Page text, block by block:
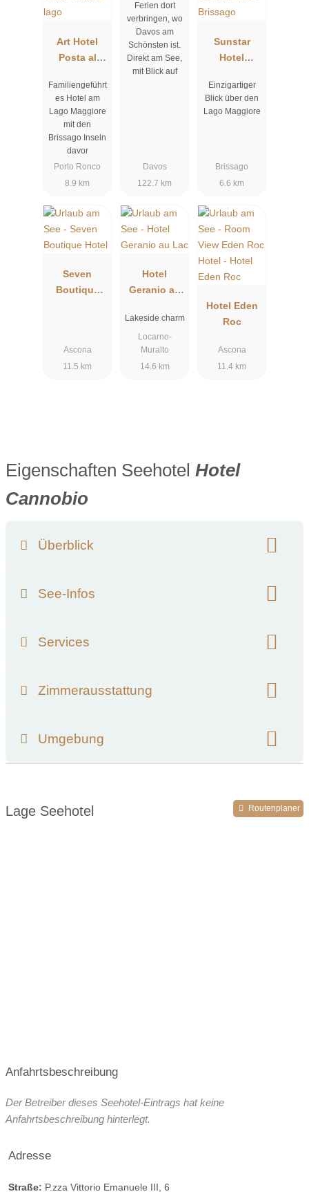
Art Hotel
Posta al
Familiengeführt
es Hotel am
Lago Maggiore
mit den
Brissago Inseln
davor
Porto Ronco
8.9 km
Ferien dort
verbringen, wo
Davos am
Schönsten ist.
Direkt am See,
mit Blick auf
Davos
122.7 km
Sunstar
Hotel
Einzigartiger
Blick über den
Lago Maggiore
Brissago
6.6 km
Seven
Boutique
Ascona
11.5 km
Hotel
Geranio au
Lakeside charm
Locarno-
Muralto
14.6 km
Hotel Eden
Roc
Ascona
11.4 km
Eigenschaften Seehotel Hotel
Cannobio
Überblick
See-Infos
Services
Zimmerausstattung
Umgebung
Lage Seehotel Routenplaner
Anfahrtsbeschreibung
Der Betreiber dieses Seehotel-Eintrags hat keine
Anfahrtsbeschreibung hinterlegt.
Adresse
Straße: P.zza Vittorio Emanuele III, 6